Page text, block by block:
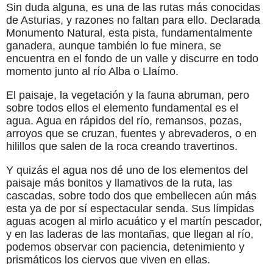
Sin duda alguna, es una de las rutas más conocidas
de Asturias, y razones no faltan para ello. Declarada
Monumento Natural, esta pista, fundamentalmente
ganadera, aunque también lo fue minera, se
encuentra en el fondo de un valle y discurre en todo
momento junto al río Alba o Llaímo.
El paisaje, la vegetación y la fauna abruman, pero
sobre todos ellos el elemento fundamental es el
agua. Agua en rápidos del río, remansos, pozas,
arroyos que se cruzan, fuentes y abrevaderos, o en
hilillos que salen de la roca creando travertinos.
Y quizás el agua nos dé uno de los elementos del
paisaje más bonitos y llamativos de la ruta, las
cascadas, sobre todo dos que embellecen aún más
esta ya de por sí espectacular senda. Sus límpidas
aguas acogen al mirlo acuático y el martín pescador,
y en las laderas de las montañas, que llegan al río,
podemos observar con paciencia, detenimiento y
prismáticos los ciervos que viven en ellas.